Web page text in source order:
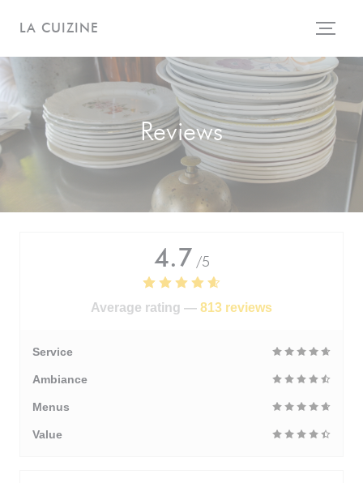
LA CUIZINE
Reviews
4.7 /5
Average rating — 813 reviews
Service
Ambiance
Menus
Value